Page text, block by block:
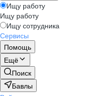
Ищу работу
Ищу работу
Ищу сотрудника
Сервисы
Помощь
Ещё
Поиск
Бавлы